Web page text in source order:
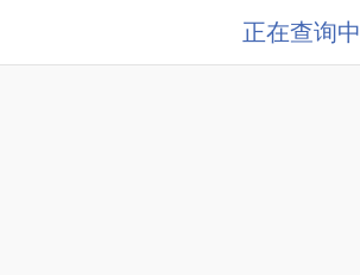
正在查询中